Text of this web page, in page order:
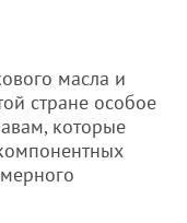
масла и
стране особое
которые